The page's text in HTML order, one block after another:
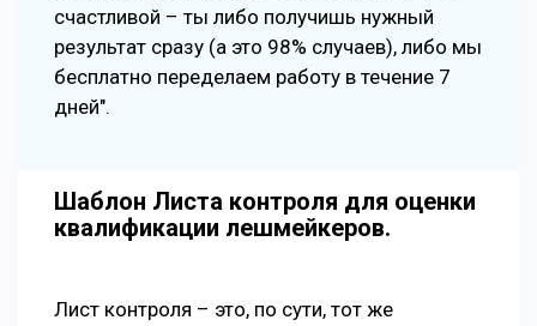
счастливой – ты либо получишь нужный
результат сразу (а это 98% случаев), либо мы
бесплатно переделаем работу в течение 7
дней".
Шаблон Листа контроля для оценки
квалификации лешмейкеров.
Лист контроля – это, по сути, тот же